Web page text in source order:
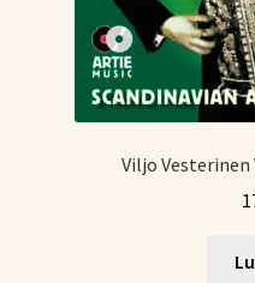
Viljo Vesterinen